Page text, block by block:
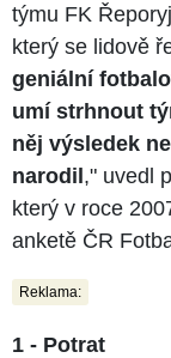
týmu FK
který se lidově
geniální
umí strhnout
něj výsledek
narodil," uvedl
který v roce
anketě ČR
Reklama:
1 - Potrat